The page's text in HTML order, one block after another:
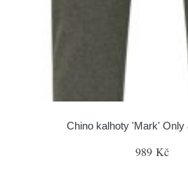
Chino kalhoty 'Mark' Only
989 Kč